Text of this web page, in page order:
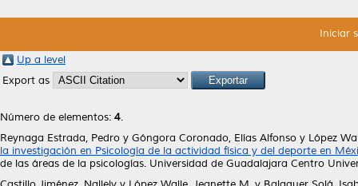
Iniciar
Up a level
Export as
Número de elementos: 4.
Reynaga Estrada, Pedro y Góngora Coronado, Elías Alfonso y López
la investigación en Psicología de la actividad física y del deporte en
de las áreas de la psicologías. Universidad de Guadalajara Centro